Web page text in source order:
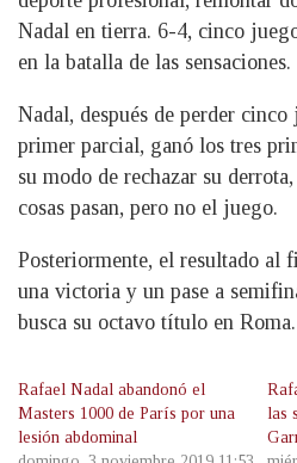
Nadal en tierra. 6-4, cinco
en la batalla de las sensaciones.
Nadal, después de perder
primer parcial, ganó los tres
su modo de rechazar su
cosas pasan, pero no el juego.
Posteriormente, el resultado al
una victoria y un pase a
busca su octavo título en Roma.
Rafael Nadal abandonó el
Masters 1000 de París por una
lesión abdominal
las